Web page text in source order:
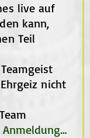
live auf
kann,
Teil
nicht
Anmeldung…